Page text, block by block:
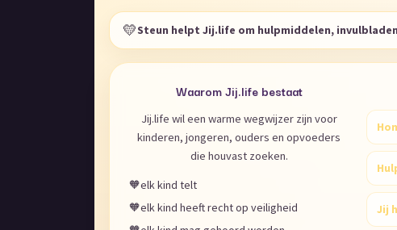
💛Steun helpt Jij.life om hulpmiddelen,
Waarom Jij.life bestaat
Jij.life wil een warme wegwijzer zijn voor
kinderen, jongeren, ouders en opvoeders
die houvast zoeken.
🧡elk kind telt
🧡elk kind heeft recht op veiligheid
Jij